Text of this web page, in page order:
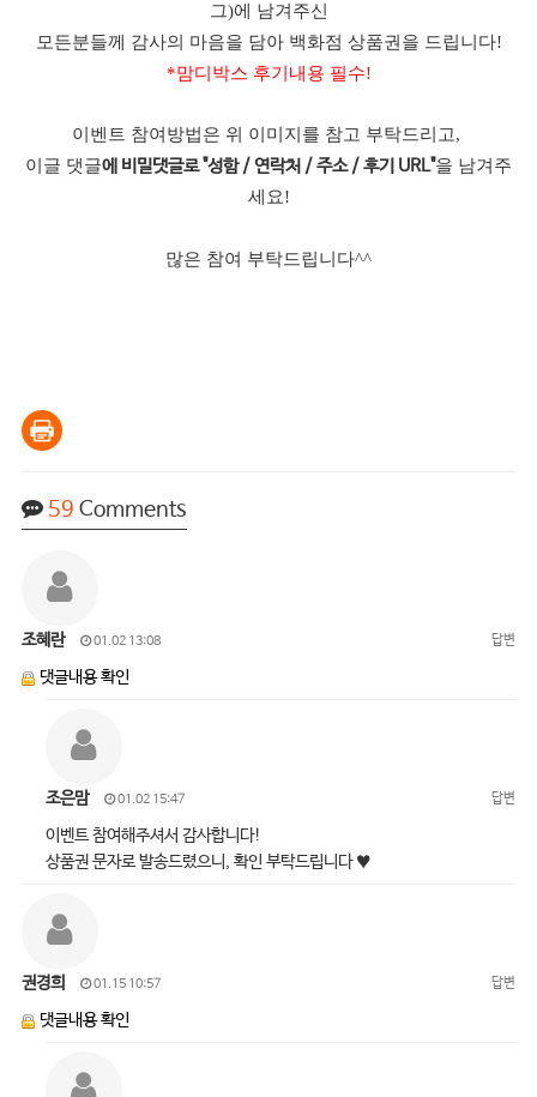
그)에 남겨주신
모든분들께 감사의 마음을 담아 백화점 상품권을 드립니다!
*맘디박스 후기내용 필수!
이벤트 참여방법은 위 이미지를 참고 부탁드리고,
이글 댓글에 비밀댓글로 "성함 / 연락처 / 주소 / 후기 URL"을 남겨주
세요!
많은 참여 부탁드립니다^^
59 Comments
조혜란 01.02 13:08 답변
댓글내용 확인
조은맘 01.02 15:47 답변
이벤트 참여해주셔서 감사합니다!
상품권 문자로 발송드렸으니, 확인 부탁드립니다 ♥
권경희 01.15 10:57 답변
댓글내용 확인